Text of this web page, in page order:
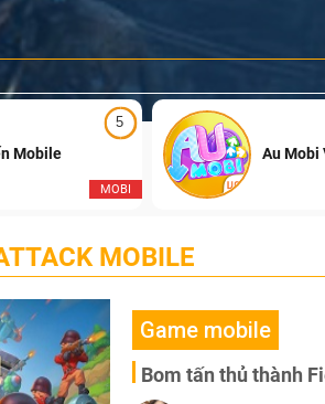
5
MOBI
Mobile Au Mobi
MOBILE
Game mobile
Bom tấn thủ thành